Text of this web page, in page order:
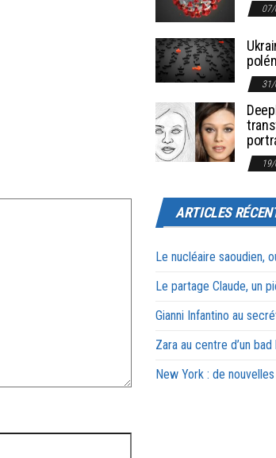
ARTICLES
Le nucléaire saoudien,
Le partage Claude, un
Gianni Infantino au
Zara au centre d’un
New York : de